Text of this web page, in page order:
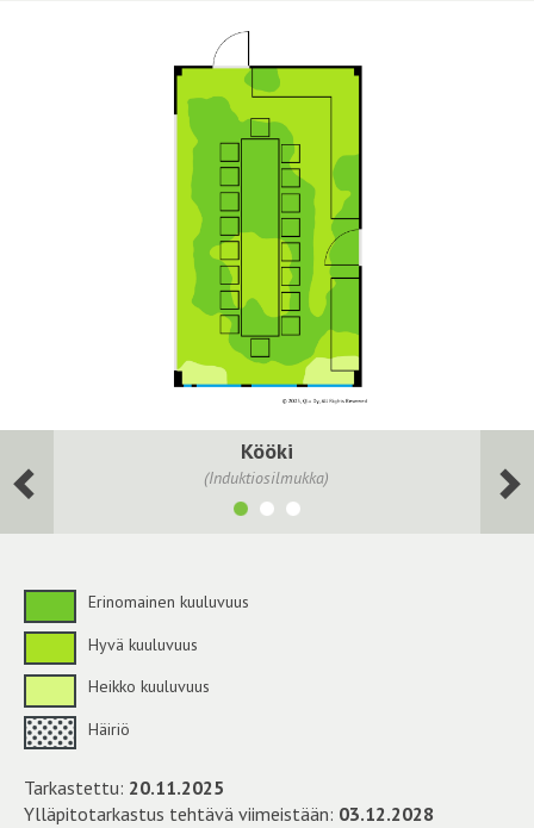
Kööki
(Induktiosilmukka)
Erinomainen kuuluvuus
Hyvä kuuluvuus
Heikko kuuluvuus
Häiriö
Tarkastettu: 20.11.2025
Ylläpitotarkastus tehtävä viimeistään: 03.12.2028